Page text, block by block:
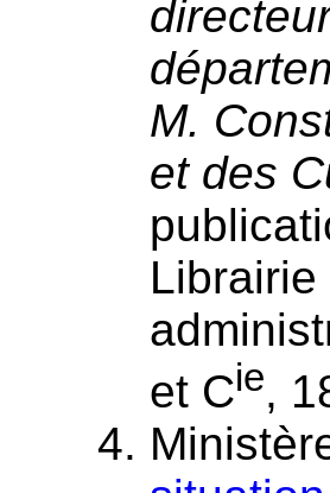
M.
et des
et Cie,